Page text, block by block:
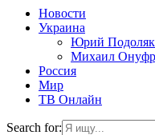
Новости
Украина
Юрий
Михаил
Россия
Мир
ТВ Онлайн
Search for: